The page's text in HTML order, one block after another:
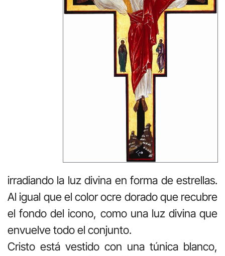
irradiando la luz divina en forma de estrellas.
Al igual que el color ocre dorado que recubre
el fondo del icono, como una luz divina que
envuelve todo el conjunto.
Cristo está vestido con una túnica blanco,